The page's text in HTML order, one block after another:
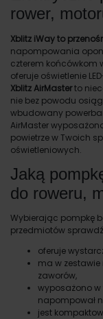
rower,
Xblitz iWay to
napompowania
czterem końcówkom
oferuje oświetlenie
Xblitz AirMasterto
nie bez powodu
wbudowany
AirMaster
powietrze w Twoich
oświetleniowych.
Jaką
do roweru,
Wybierając pompkę
przedmiotów
oferuje
ma w zestawie
zaworów,
wyposażono
napompował
jest